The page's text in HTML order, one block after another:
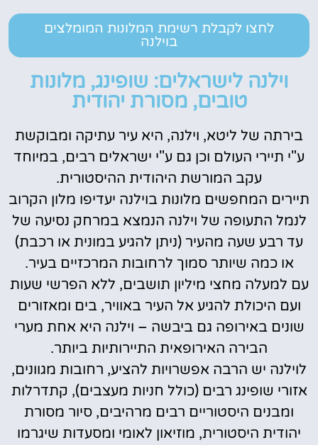
לחצו לקבלת רשימת המלונות המומלצים
בוילנה
וילנה לישראלים: שופינג, מלונות
טובים, מסורת יהודית
בירתה של ליטא, וילנה, היא עיר עתיקה ומבוקשת
ע"י תיירי העולם וכן גם ע"י ישראלים רבים, במיוחד
עקב המורשת היהודית ההיסטורית.
תיירים המחפשים מלונות בוילנה יעדיפו מלון הקרוב
לנמל התעופה של וילנה הנמצא במרחק נסיעה של
עד רבע שעה מהעיר (ניתן להגיע במונית או רכבת)
או כמה שיותר סמוך לרחובות המרכזיים בעיר.
עם למעלה מחצי מיליון תושבים, ללא הפרשי שעות
ועם היכולת להגיע אל העיר באוויר, בים ומאזורים
שונים באירופה גם ביבשה – וילנה היא אחת מערי
הבירה האירופאית התיירותיות ביותר.
לוילנה יש הרבה אפשרויות להציע, רחובות מגוונים,
אזורי שופינג רבים (כולל חניות מעצבים), קתדרלות
ומבנים היסטוריים רבים מרהיבים, סיור מסורת
יהודית היסטורית, מוזיאון לאומי ומסעדות שיגרמו